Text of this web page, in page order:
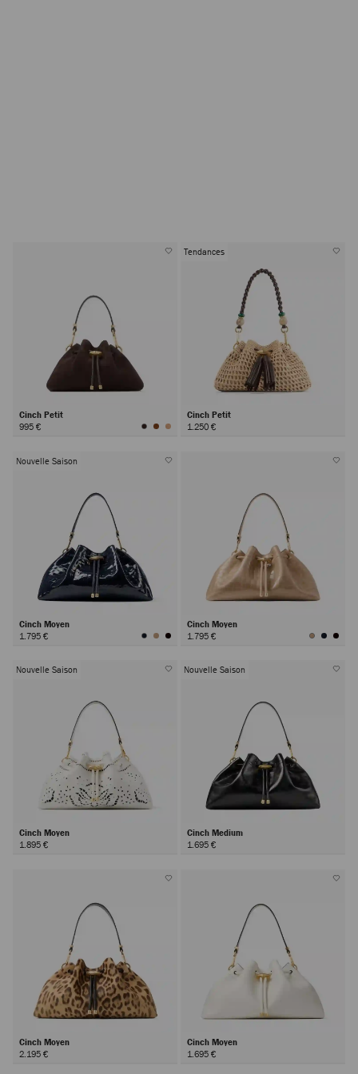
Cinch Petit
995 €
Tendances
Cinch Petit
1.250 €
Nouvelle Saison
Cinch Moyen
1.795 €
Cinch Moyen
1.795 €
Nouvelle Saison
Cinch Moyen
1.895 €
Nouvelle Saison
Cinch Medium
1.695 €
Cinch Moyen
2.195 €
Cinch Moyen
1.695 €